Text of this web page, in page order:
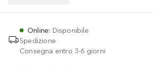
Online: Disponibile
Spedizione
Consegna entro 3-6 giorni